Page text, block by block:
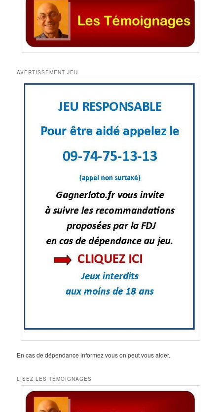
AVERTISSEMENT JEU
En cas de dépendance informez vous on peut vous aider.
LISEZ LES TÉMOIGNAGES